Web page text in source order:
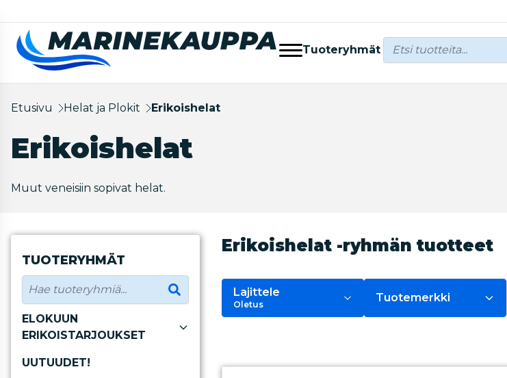
Tuoteryhmät
Etusivu Helat ja Plokit Erikoishelat
Erikoishelat
Muut veneisiin sopivat helat.
TUOTERYHMÄT
ELOKUUN
ERIKOISTARJOUKSET
UUTUUDET!
Erikoishelat -ryhmän tuotteet
Lajittele
Oletus
Tuotemerkki